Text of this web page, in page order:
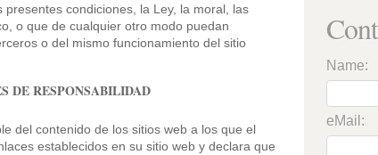
condiciones, la Ley, la moral, las
o que de cualquier otro modo puedan
o del mismo funcionamiento del sitio
DE RESPONSABILIDAD
del contenido de los sitios web a los que el
establecidos en su sitio web y declara que
Name:
eMail: